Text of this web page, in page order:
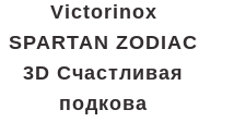
Victorinox
SPARTAN ZODIAC
3D Счастливая
подкова